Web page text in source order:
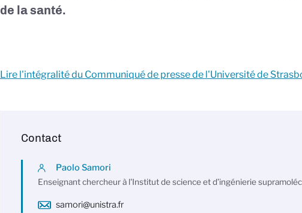
de la santé.
Lire l'intégralité du Communiqué de presse de l'Université de
Contact
Paolo Samori
Enseignant chercheur à l'Institut de science et d’ingénierie
samori@unistra.fr